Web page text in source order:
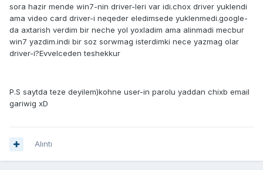
sora hazir mende win7-nin driver-leri var idi.chox driver yuklendi
ama video card driver-i neqeder eledimsede yuklenmedi.google-
da axtarish verdim bir neche yol yoxladim ama alinmadi mecbur
win7 yazdim.indi bir soz sorwmag isterdimki nece yazmag olar
driver-i?Evvelceden teshekkur
P.S saytda teze deyilem)kohne user-in parolu yaddan chixb email
gariwig xD
Alıntı